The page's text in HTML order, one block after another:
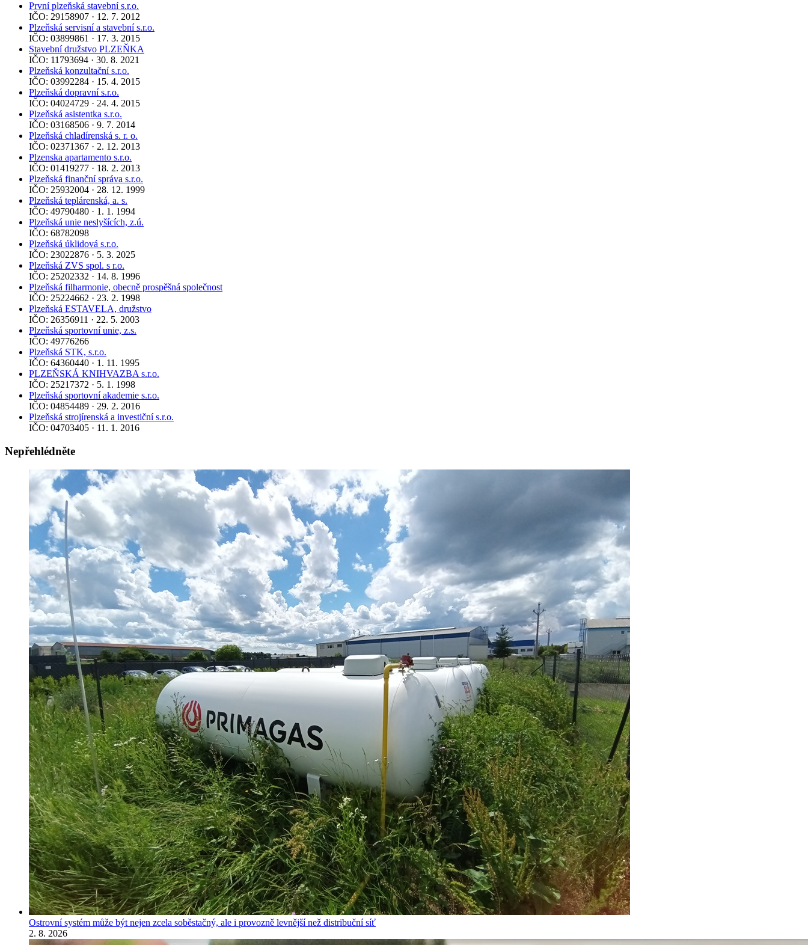
První plzeňská stavební s.r.o.
IČO: 29158907 · 12. 7. 2012
Plzeňská servisní a stavební s.r.o.
IČO: 03899861 · 17. 3. 2015
Stavební družstvo PLZEŇKA
IČO: 11793694 · 30. 8. 2021
Plzeňská konzultační s.r.o.
IČO: 03992284 · 15. 4. 2015
Plzeňská dopravní s.r.o.
IČO: 04024729 · 24. 4. 2015
Plzeňská asistentka s.r.o.
IČO: 03168506 · 9. 7. 2014
Plzeňská chladírenská s. r. o.
IČO: 02371367 · 2. 12. 2013
Plzenska apartamento s.r.o.
IČO: 01419277 · 18. 2. 2013
Plzeňská finanční správa s.r.o.
IČO: 25932004 · 28. 12. 1999
Plzeňská teplárenská, a. s.
IČO: 49790480 · 1. 1. 1994
Plzeňská unie neslyšících, z.ú.
IČO: 68782098
Plzeňská úklidová s.r.o.
IČO: 23022876 · 5. 3. 2025
Plzeňská ZVS spol. s r.o.
IČO: 25202332 · 14. 8. 1996
Plzeňská filharmonie, obecně prospěšná společnost
IČO: 25224662 · 23. 2. 1998
Plzeňská ESTAVELA, družstvo
IČO: 26356911 · 22. 5. 2003
Plzeňská sportovní unie, z.s.
IČO: 49776266
Plzeňská STK, s.r.o.
IČO: 64360440 · 1. 11. 1995
PLZEŇSKÁ KNIHVAZBA s.r.o.
IČO: 25217372 · 5. 1. 1998
Plzeňská sportovní akademie s.r.o.
IČO: 04854489 · 29. 2. 2016
Plzeňská strojírenská a investiční s.r.o.
IČO: 04703405 · 11. 1. 2016
Nepřehlédněte
Ostrovní systém může být nejen zcela soběstačný, ale i provozně levnější než distribuční síť
2. 8. 2026